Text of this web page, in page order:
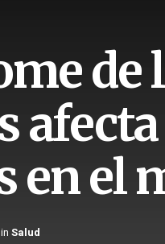
de
en el
in Salud